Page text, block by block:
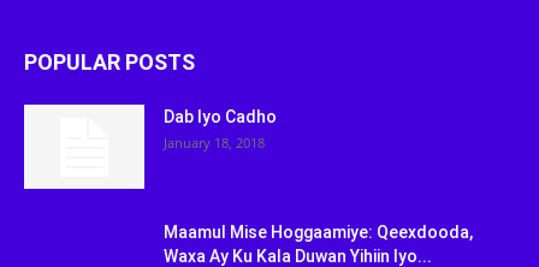
POPULAR POSTS
Dab Iyo Cadho
January 18, 2018
Maamul Mise Hoggaamiye: Qeexdooda,
Waxa Ay Ku Kala Duwan Yihiin Iyo...